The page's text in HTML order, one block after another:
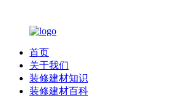
首页
关于我们
装修建材知识
装修建材百科